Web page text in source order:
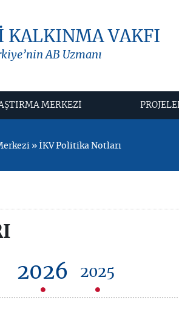
KALKINMA VAKFI
AB Uzmanı
MERKEZİ
» İKV Politika Notları
2026 2025